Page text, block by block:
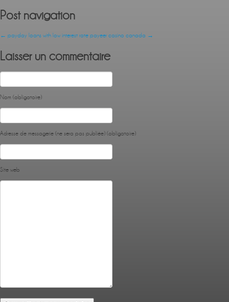
Post navigation
← payday loans with low interest rate payeer casino canada →
Laisser un commentaire
Nom (obligatoire)
Adresse de messagerie (ne sera pas publiée) (obligatoire)
Site web